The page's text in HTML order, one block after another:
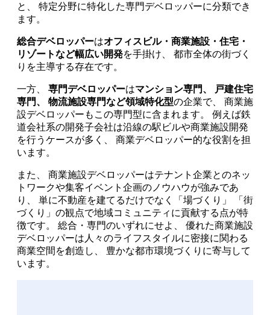
と、 特定分野に特化した専門デベロッパーに分類でき
ます。
総合デベロッパーはオフィスビル・商業施設・住宅・
リゾートなど幅広い開発を手掛け、 都市全体の街づく
りを主導する存在です。
一方、 専門デベロッパーはマンション専門、 戸建住宅
専門、 物流施設専門など領域特化型の企業で、 商業施
設デベロッパーもこの専門型に含まれます。 例えば鉄
道会社系の開発子会社は沿線の駅ビルや商業施設開発
を行うケースが多く、 商業デベロッパー的な役割を担
います。
また、 商業施設デベロッパーはテナント企業とのネッ
トワークや集客イベント企画のノウハウが強みであ
り、 単に不動産を建てるだけでなく「場づくり」 「街
づくり」の観点で地域コミュニティに貢献する点が特
徴です。 総合・専門のいずれにせよ、 優れた商業施設
デベロッパーは人々のライフスタイルに密接に関わる
商業空間を創造し、 豊かな都市環境づくりに寄与して
います。